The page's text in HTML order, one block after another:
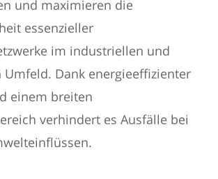
und maximieren die
essenzieller
im industriellen und
Dank energieeffizienter
einem breiten
verhindert es Ausfälle bei